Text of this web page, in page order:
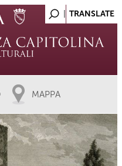
MAPPA